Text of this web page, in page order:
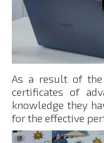
As a result of the
certificates of
knowledge they
for the effective